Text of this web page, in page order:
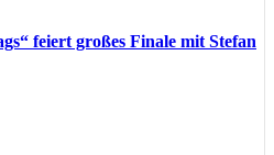
feiert großes Finale mit Stefan